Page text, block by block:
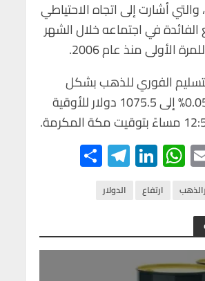
أشارت إلى اتجاه الاحتياطي
الفائدة في اجتماعه خلال الشهر
الأولى منذ عام 2006.
الفوري للذهب بشكل
هامشي بلغ 0.05% إلى 1075.5 دولار للأوقية
E
m
ail
W
h
at
A
p
Li
n
ke
n
Te
le
gr
m
ارتفاع الدولار